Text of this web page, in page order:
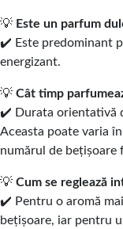
💡 Este un parfum
✔️ Este predominant
energizant.
💡 Cât timp
✔️ Durata orientativă
Aceasta poate varia
numărul de bețișoare
💡 Cum se reglează
✔️ Pentru o aromă
bețișoare, iar pentru